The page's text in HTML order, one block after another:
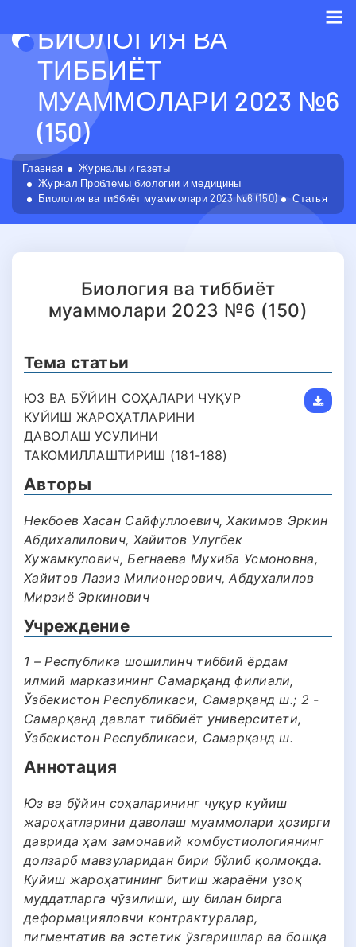
БИОЛОГИЯ ВА
ТИББИЁТ
МУАММОЛАРИ 2023 №6
(150)
Главная
Журналы и газеты
Журнал Проблемы биологии и медицины
Биология ва тиббиёт муаммолари 2023 №6 (150)
Статья
Биология ва тиббиёт
муаммолари 2023 №6 (150)
Тема статьи
ЮЗ ВА БЎЙИН СОҲАЛАРИ ЧУҚУР
КУЙИШ ЖАРОҲАТЛАРИНИ
ДАВОЛАШ УСУЛИНИ
ТАКОМИЛЛАШТИРИШ (181-188)
Авторы
Некбоев Хасан Сайфуллоевич, Хакимов Эркин
Абдихалилович, Хайитов Улугбек
Хужамкулович, Бегнаева Мухиба Усмоновна,
Хайитов Лазиз Милионерович, Абдухалилов
Мирзиё Эркинович
Учреждение
1 – Республика шошилинч тиббий ёрдам
илмий марказининг Самарқанд филиали,
Ўзбекистон Республикаси, Самарқанд ш.; 2 -
Самарқанд давлат тиббиёт университети,
Ўзбекистон Республикаси, Самарқанд ш.
Аннотация
Юз ва бўйин соҳаларининг чуқур куйиш
жароҳатларини даволаш муаммолари ҳозирги
даврида ҳам замонавий комбустиологиянинг
долзарб мавзуларидан бири бўлиб қолмоқда.
Куйиш жароҳатининг битиш жараёни узоқ
муддатларга чўзилиши, шу билан бирга
деформацияловчи контрактуралар,
пигментатив ва эстетик ўзгаришлар ва бошқа